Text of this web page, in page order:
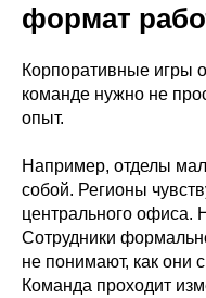
формат
Корпоративные игры
команде нужно не
опыт.
Например, отделы
собой. Регионы
центрального офиса.
Сотрудники
не понимают, как они
Команда проходит